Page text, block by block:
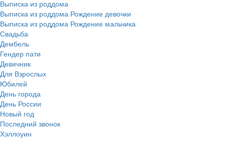
Выписка из роддома
Выписка из роддома Рождение девочки
Выписка из роддома Рождение мальчика
Свадьба
Дембель
Гендер пати
Девичник
Для Взрослых
Юбилей
День города
День России
Новый год
Последний звонок
Хэллоуин